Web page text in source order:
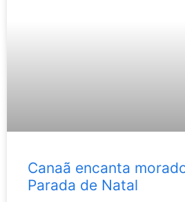
Canaã encanta
Parada de Natal